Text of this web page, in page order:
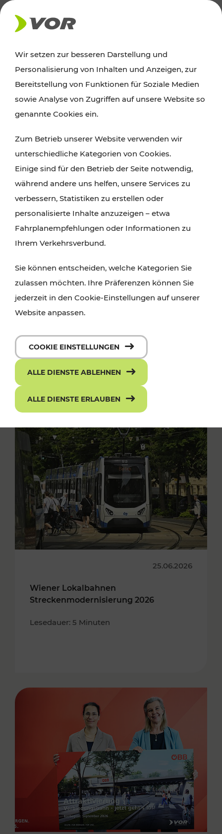
AKTUELLES
News
Alle wichtigen Meldungen zu Fahrplanänderungen,
finden Sie hier im Überblick.
25.06.2026
Wiener Lokalbahnen
Streckenmodernisierung 2026
Lesedauer: 5 Minuten
Wir setzen zur besseren Darstellung und
Personalisierung von Inhalten und Anzeigen, zur
Bereitstellung von Funktionen für Soziale Medien
sowie Analyse von Zugriffen auf unsere Website so
genannte Cookies ein.
Zum Betrieb unserer Website verwenden wir
unterschiedliche Kategorien von Cookies.
Einige sind für den Betrieb der Seite notwendig,
während andere uns helfen, unsere Services zu
verbessern, Statistiken zu erstellen oder
personalisierte Inhalte anzuzeigen – etwa
Fahrplanempfehlungen oder Informationen zu
Ihrem Verkehrsverbund.
Sie können entscheiden, welche Kategorien Sie
zulassen möchten. Ihre Präferenzen können Sie
jederzeit in den Cookie-Einstellungen auf unserer
Website anpassen.
COOKIE EINSTELLUNGEN
ALLE DIENSTE ABLEHNEN
ALLE DIENSTE ERLAUBEN